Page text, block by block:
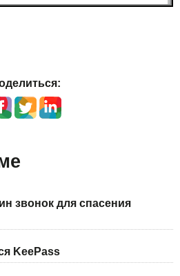
звонок для спасения
KeePass